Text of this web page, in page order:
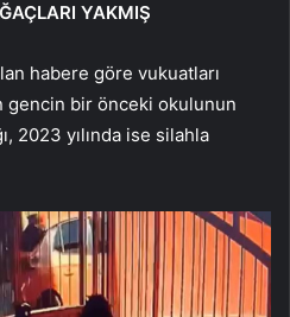
YAKMIŞ
habere göre vukuatları
gencin bir önceki okulunun
2023 yılında ise silahla